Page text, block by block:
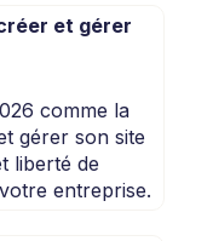
et gérer
comme la
gérer son site
liberté de
entreprise.